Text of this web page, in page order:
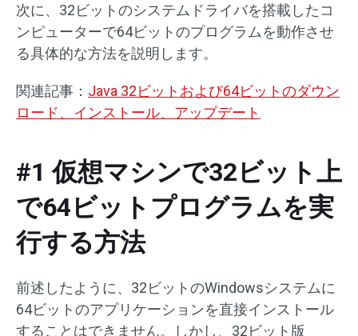
次に、32ビットのシステムドライバを搭載したコ
ンピューターで64ビットのプログラムを動作させ
る具体的な方法を説明します。
関連記事： Java 32ビットおよび64ビットのダウン
ロード、インストール、アップデート
#1 仮想マシンで32ビット上
で64ビットプログラムを実
行する方法
前述したように、32ビットのWindowsシステムに
64ビットのアプリケーションを直接インストール
することはできません。しかし、32ビット版